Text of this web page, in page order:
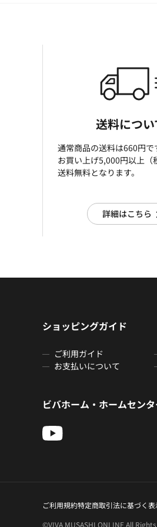
送料につい
通常商品の送料は660円で
お買い上げ5,000円以上（
送料無料となります。
詳細はこちら
ショッピングガイド
ご利用ガイド
お支払いについて
ビバホーム・ホームセン
ご利用規約特定商取引法に基づく表
©VIVA MUSASHI ONLINE All